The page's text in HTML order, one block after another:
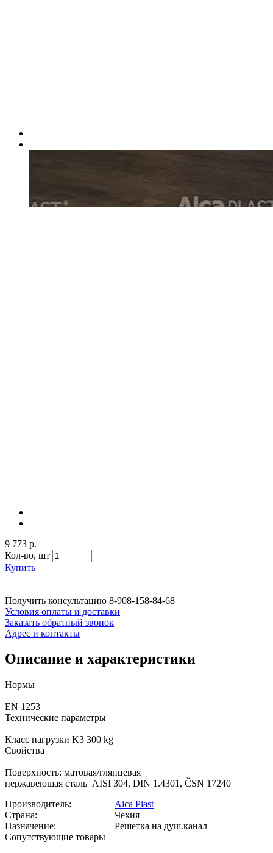
9 773 р.
Кол-во, шт
Купить
Получить консультацию 8-908-158-84-68
Условия оплаты и доставки
Заказать обратный звонок
Адрес и контакты
Описание и характеристики
Нормы
EN 1253
Технические параметры
Класс нагрузки K3 300 kg
Свойства
Поверхность: матовая/глянцевая
нержавеющая сталь AISI 304, DIN 1.4301, ČSN 17240
Производитель:
Alca Plast
Страна:
Чехия
Назначение:
Решетка на душ.канал
Сопутствующие товары